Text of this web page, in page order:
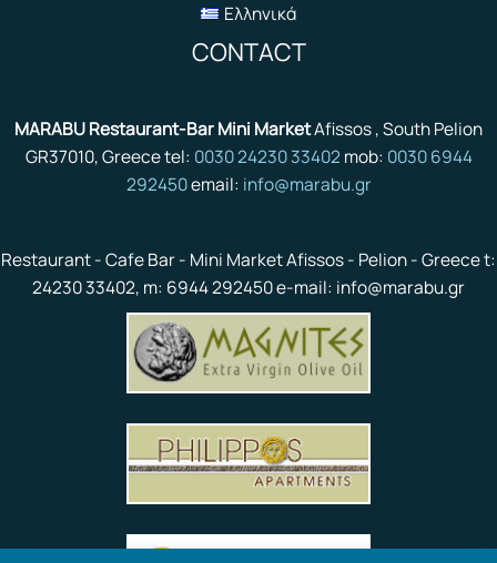
Ελληνικά
CONTACT
MARABU Restaurant-Bar Mini MarketAfissos , South Pelion
GR37010, Greece tel: 0030 24230 33402 mob: 0030 6944
292450email: info@marabu.gr
Restaurant - Cafe Bar - Mini Market Afissos - Pelion - Greece t:
24230 33402, m: 6944 292450 e-mail: info@marabu.gr